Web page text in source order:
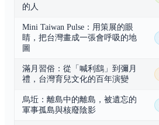
的人
Mini Taiwan Pulse：用策展的眼
睛，把台灣畫成一張會呼吸的地
圖
滿月習俗：從「喊利鷂」到彌月
禮，台灣育兒文化的百年演變
烏坵：離島中的離島，被遺忘的
軍事孤島與核廢陰影